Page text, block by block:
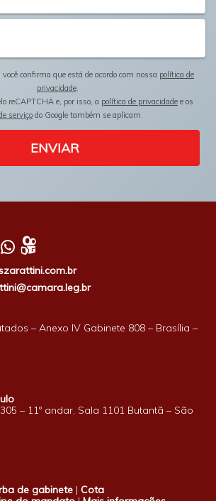
confirma que está de acordo com nossa política de
privacidade.
reCAPTCHA e, por isso, a política de privacidade e os
serviço do Google também se aplicam.
ENVIAR
WhatsApp
– Anexo IV Gabinete 808 – Brasília –
– 11º andar, Sala 1101 Butantã – São
de gabinete |Cota